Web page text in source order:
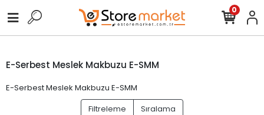
0
E-Serbest Meslek Makbuzu E-SMM
E-Serbest Meslek Makbuzu E-SMM
Filtreleme
Sıralama